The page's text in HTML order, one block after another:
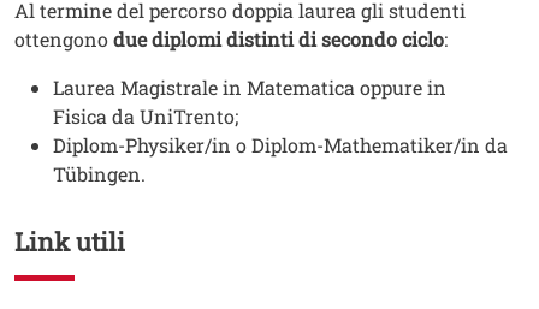
Al termine del percorso doppia laurea gli studenti
ottengonodue diplomi distinti di secondo ciclo:
Laurea Magistrale in Matematica oppure in
Fisica da UniTrento;
Diplom-Physiker/in o Diplom-Mathematiker/in da
Tübingen.
Link utili